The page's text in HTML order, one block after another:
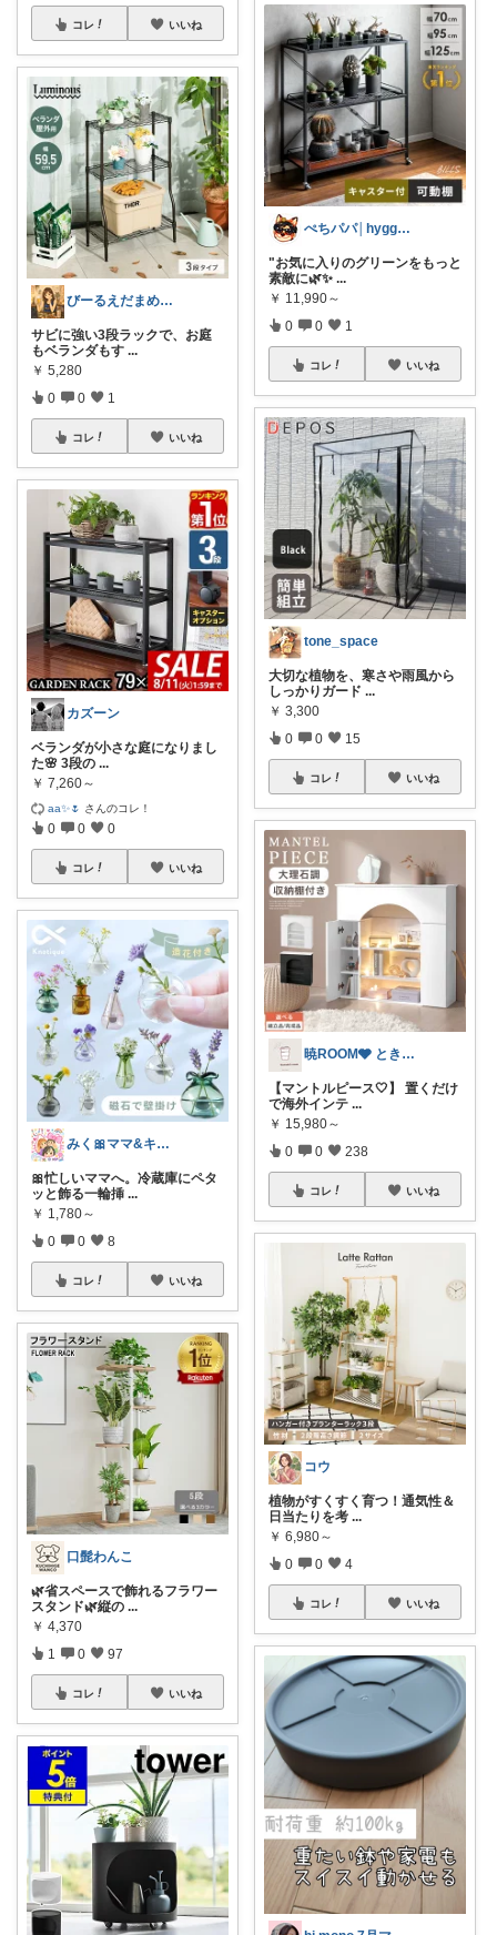
コレ いいね
びーるえだまめ。｜無添加×雑貨（暮らし）
サビに強い3段ラックで、お庭
もベランダもす ...
￥ 5,280
0 0 1
コレ いいね
カズーン
ベランダが小さな庭になりまし
た🌸 3段の ...
￥ 7,260～
aa✨🌷 さんのコレ！
0 0 0
コレ いいね
みく🎀ママ&キッズグッズ🎁
🎀忙しいママへ。冷蔵庫にペタ
ッと飾る一輪挿 ...
￥ 1,780～
0 0 8
コレ いいね
口髭わんこ
🌿省スペースで飾れるフラワー
スタンド🌿縦の ...
￥ 4,370
1 0 97
コレ いいね
ぺちパパ│hyggeな心意気を大切に🌿
"お気に入りのグリーンをもっと
素敵に🌿✨ ...
￥ 11,990～
0 0 1
コレ いいね
tone_space
大切な植物を、寒さや雨風から
しっかりガード ...
￥ 3,300
0 0 15
コレ いいね
暁ROOM🩶 ときめく暮らしのセレクト
【マントルピース🤍】 置くだけ
で海外インテ ...
￥ 15,980～
0 0 238
コレ いいね
コウ
​植物がすくすく育つ！通気性＆
日当たりを考 ...
￥ 6,980～
0 0 4
コレ いいね